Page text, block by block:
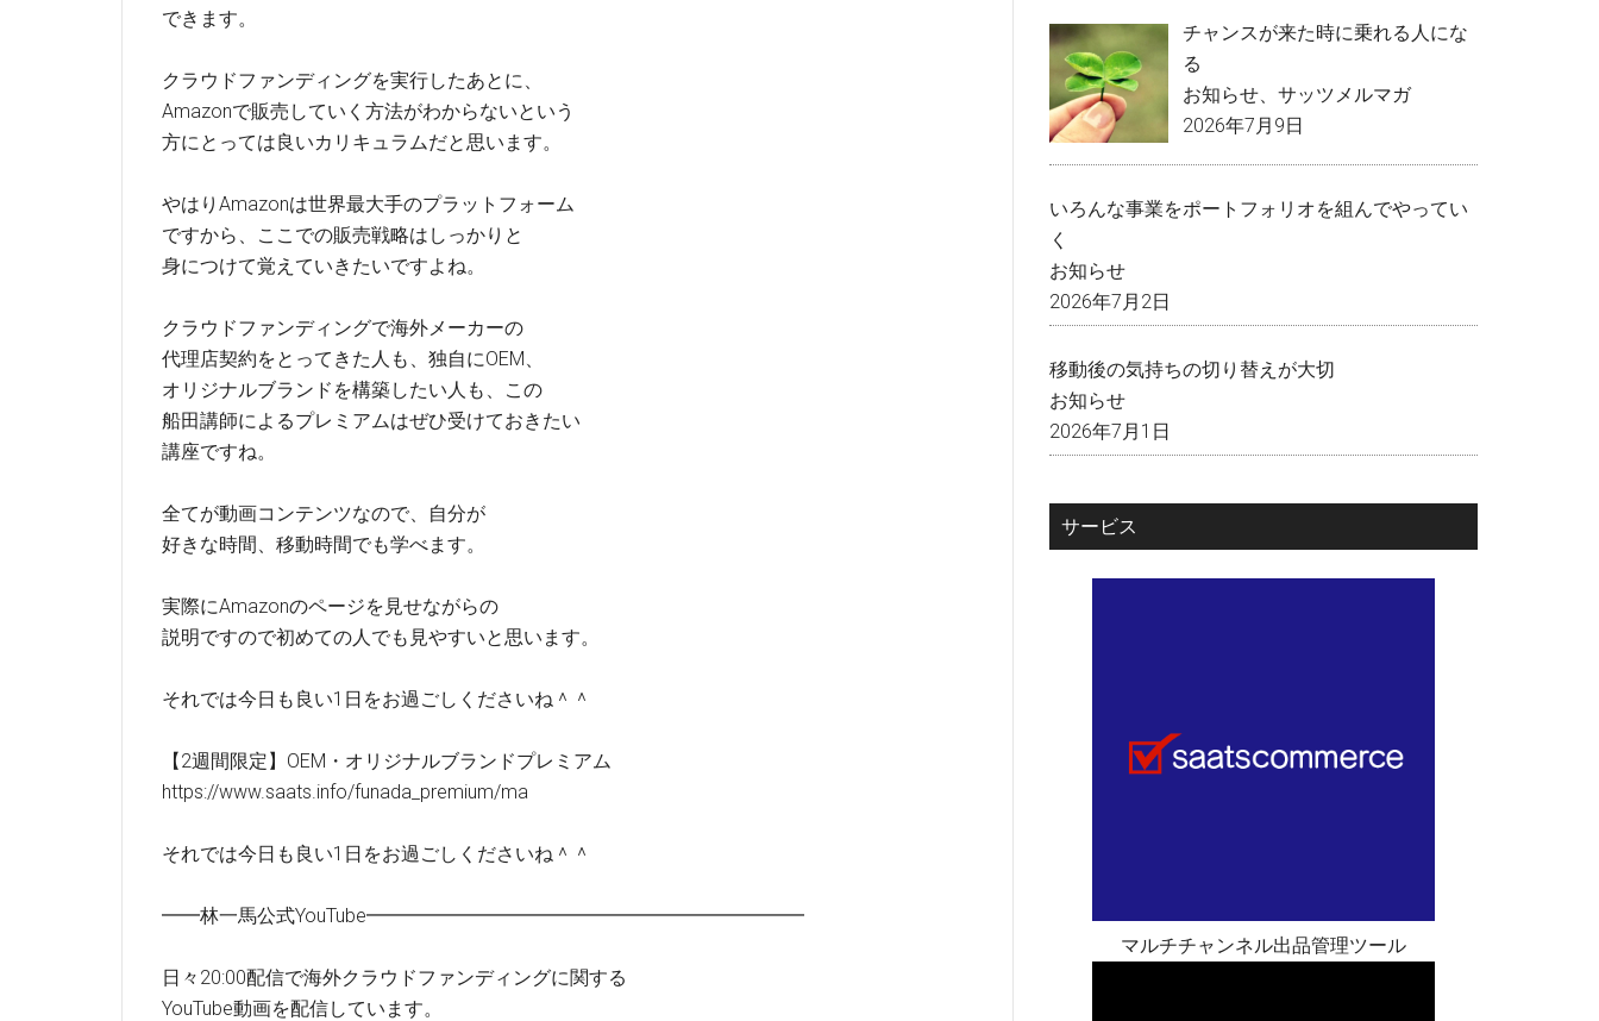
できます。
クラウドファンディングを実行したあとに、
Amazonで販売していく方法がわからないという
方にとっては良いカリキュラムだと思います。
やはりAmazonは世界最大手のプラットフォーム
ですから、ここでの販売戦略はしっかりと
身につけて覚えていきたいですよね。
クラウドファンディングで海外メーカーの
代理店契約をとってきた人も、独自にOEM、
オリジナルブランドを構築したい人も、この
船田講師によるプレミアムはぜひ受けておきたい
講座ですね。
全てが動画コンテンツなので、自分が
好きな時間、移動時間でも学べます。
実際にAmazonのページを見せながらの
説明ですので初めての人でも見やすいと思います。
それでは今日も良い1日をお過ごしくださいね＾＾
【2週間限定】OEM・オリジナルブランドプレミアム
https://www.saats.info/funada_premium/ma
それでは今日も良い1日をお過ごしくださいね＾＾
━━林一馬公式YouTube━━━━━━━━━━━━━━━━━━━━━━━
日々20:00配信で海外クラウドファンディングに関する
YouTube動画を配信しています。
チャンスが来た時に乗れる人にな
る
お知らせ
サッツメルマガ
2026年7月9日
いろんな事業をポートフォリオを組んでやってい
く
お知らせ
2026年7月2日
移動後の気持ちの切り替えが大切
お知らせ
2026年7月1日
サービス
マルチチャンネル出品管理ツール